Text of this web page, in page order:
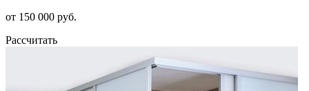
от 150 000 руб.
Рассчитать